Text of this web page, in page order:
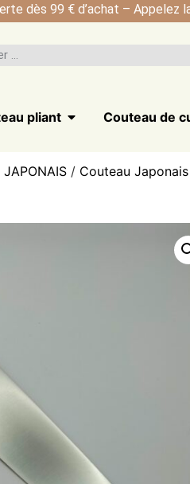
dès 99 € d’achat – Appelez
pliant Couteau de
/ Couteau